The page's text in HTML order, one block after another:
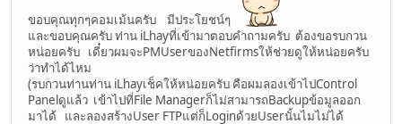
ขอบคุณทุกๆคอมเม้นครับ มีประโยชน์ๆ
และขอบคุณครับ ท่าน iLhayที่เข้ามาตอบคำถามครับ ต้องขอรบกวน
หน่อยครับ เดี๋ยวผมจะPMUserของNetfirmsให้ช่วยดูให้หน่อยครับ
ว่าทำได้ไหม
(รบกวนท่านท่าน iLhayเช็คให้หน่อยครับ คือผมลองเข้าไปControl
Panelดูแล้ว เข้าไปที่File Managerก็ไม่สามารถBackupข้อมูลออก
มาได้ และลองสร้างUser FTPแต่ก็Loginด้วยUserนั้นไมไม่ได้